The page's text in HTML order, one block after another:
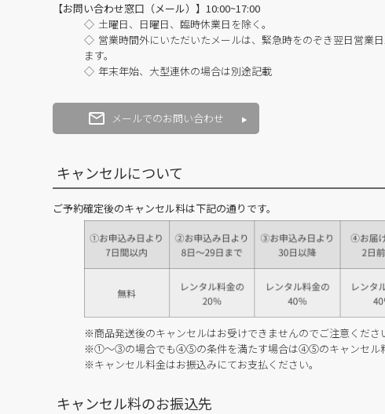
【お問い合わせ窓口（メール）】10:00~17:00
土曜日、日曜日、臨時休業日を除く。
営業時間外にいただいたメールは、緊急時をのぞき翌日営業
ます。
年末年始、大型連休の場合は別途記載
メールでのお問い合わせ
キャンセルについて
ご予約確定後のキャンセル料は下記の通りです。
※商品発送後のキャンセルはお受けできませんのでご注意くださ
※①～③の場合でも④⑤の条件を満たす場合は④⑤のキャンセル料
※キャンセル料金はお振込みにてお支払ください。
キャンセル料のお振込先